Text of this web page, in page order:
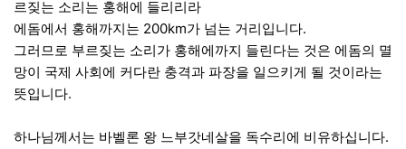
르짖는 소리는 홍해에 들리리라
에돔에서 홍해까지는 200km가 넘는 거리입니다.
그러므로 부르짖는 소리가 홍해에까지 들린다는 것은 에돔의 멸
망이 국제 사회에 커다란 충격과 파장을 일으키게 될 것이라는
뜻입니다.
하나님께서는 바벨론 왕 느부갓네살을 독수리에 비유하십니다.